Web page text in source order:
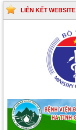
LIÊN KẾT WEBSITE